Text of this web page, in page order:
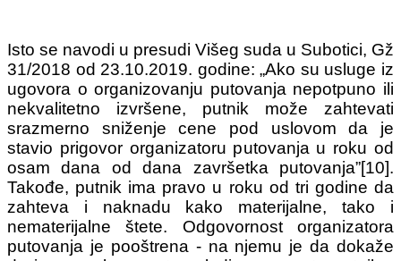
Isto se navodi u presudi Višeg suda u Subotici, Gž
31/2018 od 23.10.2019. godine: „Ako su usluge iz
ugovora o organizovanju putovanja nepotpuno ili
nekvalitetno izvršene, putnik može zahtevati
srazmerno sniženje cene pod uslovom da je
stavio prigovor organizatoru putovanja u roku od
osam dana od dana završetka putovanja”[10].
Takođe, putnik ima pravo u roku od tri godine da
zahteva i naknadu kako materijalne, tako i
nematerijalne štete. Odgovornost organizatora
putovanja je pooštrena - na njemu je da dokaže